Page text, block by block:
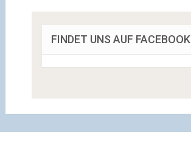
FINDET UNS AUF FACEBOOK